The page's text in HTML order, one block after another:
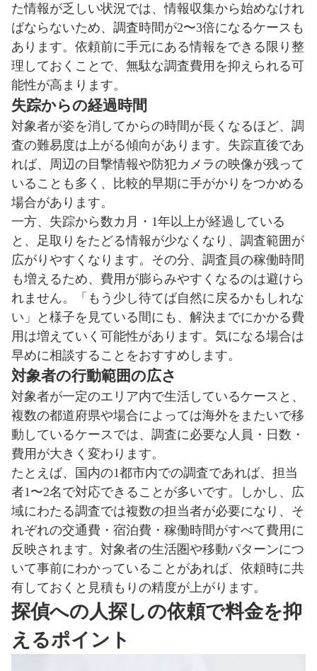
た情報が乏しい状況では、情報収集から始めなけれ
ばならないため、調査時間が2〜3倍になるケースも
あります。依頼前に手元にある情報をできる限り整
理しておくことで、無駄な調査費用を抑えられる可
能性が高まります。
失踪からの経過時間
対象者が姿を消してからの時間が長くなるほど、調
査の難易度は上がる傾向があります。失踪直後であ
れば、周辺の目撃情報や防犯カメラの映像が残って
いることも多く、比較的早期に手がかりをつかめる
場合があります。
一方、失踪から数カ月・1年以上が経過している
と、足取りをたどる情報が少なくなり、調査範囲が
広がりやすくなります。その分、調査員の稼働時間
も増えるため、費用が膨らみやすくなるのは避けら
れません。「もう少し待てば自然に戻るかもしれな
い」と様子を見ている間にも、解決までにかかる費
用は増えていく可能性があります。気になる場合は
早めに相談することをおすすめします。
対象者の行動範囲の広さ
対象者が一定のエリア内で生活しているケースと、
複数の都道府県や場合によっては海外をまたいで移
動しているケースでは、調査に必要な人員・日数・
費用が大きく変わります。
たとえば、国内の1都市内での調査であれば、担当
者1〜2名で対応できることが多いです。しかし、広
域にわたる調査では複数の担当者が必要になり、そ
れぞれの交通費・宿泊費・稼働時間がすべて費用に
反映されます。対象者の生活圏や移動パターンにつ
いて事前にわかっていることがあれば、依頼時に共
有しておくと見積もりの精度が上がります。
探偵への人探しの依頼で料金を抑
えるポイント